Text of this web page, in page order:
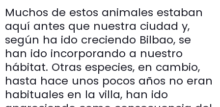
Muchos de estos animales estaban
aquí antes que nuestra ciudad y,
según ha ido creciendo Bilbao, se
han ido incorporando a nuestro
hábitat. Otras especies, en cambio,
hasta hace unos pocos años no eran
habituales en la villa, han ido